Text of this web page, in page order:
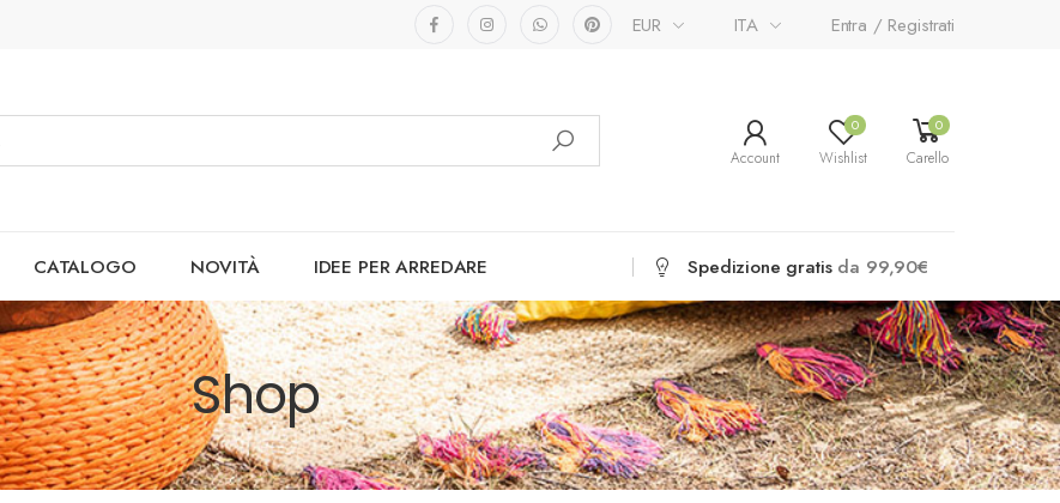
EUR ITA Entra / Registrati
Account
0
Wishlist
0
Carello
CATALOGO NOVITÀ IDEE PER ARREDARE Spedizione gratisda 99,90€
Shop